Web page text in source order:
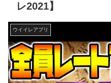
レ2021】
ウイイレアプリ